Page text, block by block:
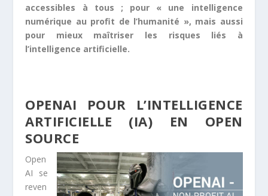
accessibles à tous ; pour « une intelligence
numérique au profit de l’humanité », mais aussi
pour mieux maîtriser les risques liés à
l’intelligence artificielle.
OPENAI POUR L’INTELLIGENCE
ARTIFICIELLE (IA) EN OPEN
SOURCE
Open
AI se
reven